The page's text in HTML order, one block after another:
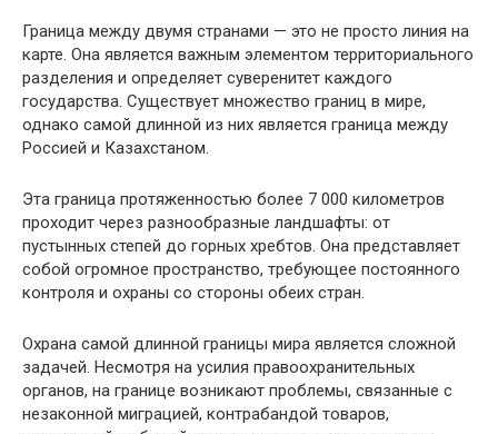
Граница между двумя странами — это не просто линия на
карте. Она является важным элементом территориального
разделения и определяет суверенитет каждого
государства. Существует множество границ в мире,
однако самой длинной из них является граница между
Россией и Казахстаном.
Эта граница протяженностью более 7 000 километров
проходит через разнообразные ландшафты: от
пустынных степей до горных хребтов. Она представляет
собой огромное пространство, требующее постоянного
контроля и охраны со стороны обеих стран.
Охрана самой длинной границы мира является сложной
задачей. Несмотря на усилия правоохранительных
органов, на границе возникают проблемы, связанные с
незаконной миграцией, контрабандой товаров,